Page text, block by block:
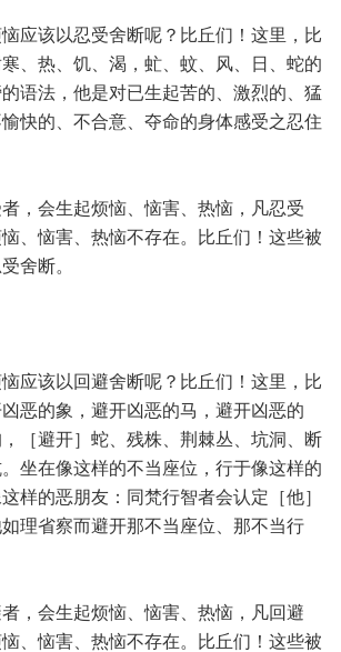
应该以忍受舍断呢？比丘们！这里，比
、热、饥、渴，虻、蚊、风、日、蛇的
语法，他是对已生起苦的、激烈的、猛
快的、不合意、夺命的身体感受之忍住
，会生起烦恼、恼害、热恼，凡忍受
、恼害、热恼不存在。比丘们！这些被
舍断。
应该以回避舍断呢？比丘们！这里，比
恶的象，避开凶恶的马，避开凶恶的
［避开］蛇、残株、荆棘丛、坑洞、断
坐在像这样的不当座位，行于像这样的
样的恶朋友：同梵行智者会认定［他］
理省察而避开那不当座位、那不当行
，会生起烦恼、恼害、热恼，凡回避
、恼害、热恼不存在。比丘们！这些被